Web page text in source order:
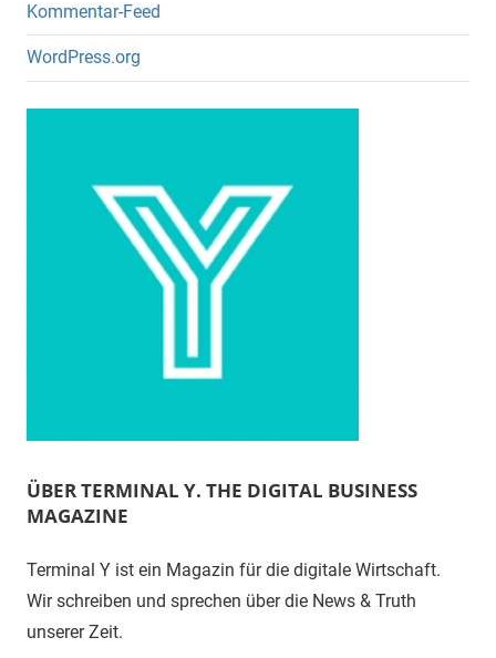
Kommentar-Feed
WordPress.org
ÜBER TERMINAL Y. THE DIGITAL BUSINESS
MAGAZINE
Terminal Y ist ein Magazin für die digitale Wirtschaft.
Wir schreiben und sprechen über die News & Truth
unserer Zeit.